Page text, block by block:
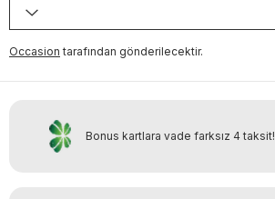
Occasion tarafından gönderilecektir.
Bonus kartlara vade farksız 4 taksit!